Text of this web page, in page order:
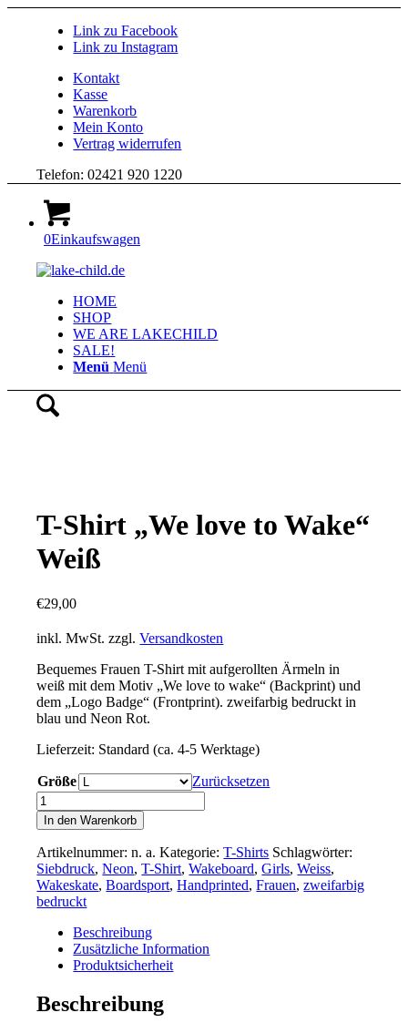
Link zu Facebook
Link zu Instagram
Kontakt
Kasse
Warenkorb
Mein Konto
Vertrag widerrufen
Telefon: 02421 920 1220
0Einkaufswagen
HOME
SHOP
WE ARE LAKECHILD
SALE!
Menü Menü
T-Shirt „We love to Wake“
Weiß
€29,00
inkl. MwSt. zzgl.Versandkosten
Bequemes Frauen T-Shirt mit aufgerollten Ärmeln in
weiß mit dem Motiv „We love to wake“ (Backprint) und
dem „Logo Badge“ (Frontprint). zweifarbig bedruckt in
blau und Neon Rot.
Lieferzeit: Standard (ca. 4-5 Werktage)
Größe
Zurücksetzen
T-
Shirt
„We
love
to
Wake“
Weiß
Menge
In den Warenkorb
Artikelnummer:n. a. Kategorie:T-Shirts Schlagwörter:
Siebdruck,Neon,T-Shirt,Wakeboard,Girls,Weiss,
Wakeskate,Boardsport,Handprinted,Frauen,zweifarbig
bedruckt
Beschreibung
Zusätzliche Information
Produktsicherheit
Beschreibung